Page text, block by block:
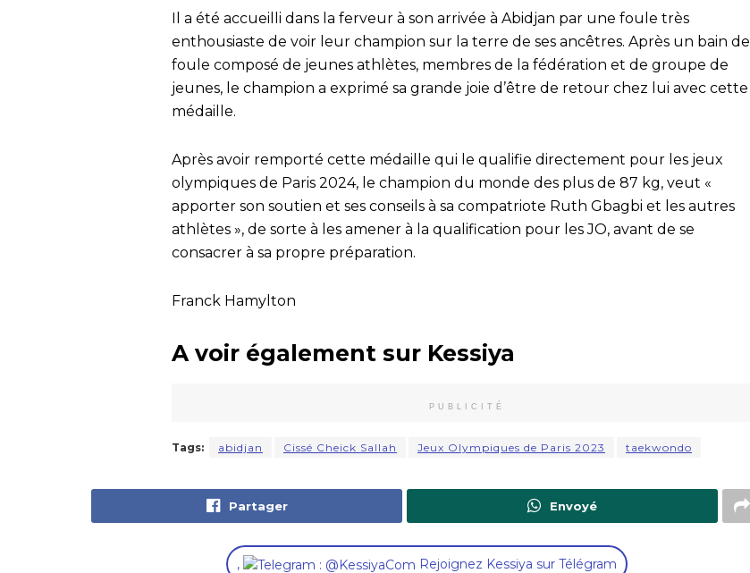
Il a été accueilli dans la ferveur à son arrivée à Abidjan par une foule très
enthousiaste de voir leur champion sur la terre de ses ancêtres. Après un bain de
foule composé de jeunes athlètes, membres de la fédération et de groupe de
jeunes, le champion a exprimé sa grande joie d’être de retour chez lui avec cette
médaille.
Après avoir remporté cette médaille qui le qualifie directement pour les jeux
olympiques de Paris 2024, le champion du monde des plus de 87 kg, veut «
apporter son soutien et ses conseils à sa compatriote Ruth Gbagbi et les autres
athlètes », de sorte à les amener à la qualification pour les JO, avant de se
consacrer à sa propre préparation.
Franck Hamylton
A voir également sur Kessiya
PUBLICITÉ
Tags: abidjan Cissé Cheick Sallah Jeux Olympiques de Paris 2023 taekwondo
Partager Envoyé
, Rejoignez Kessiya sur Télégram